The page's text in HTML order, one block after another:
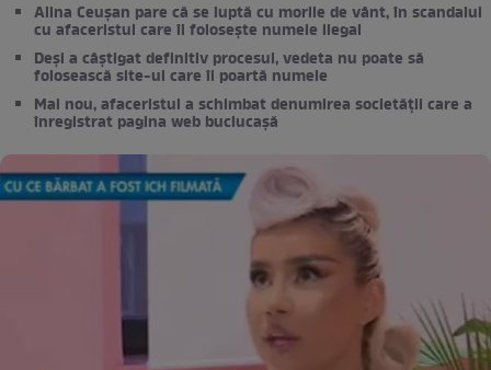
Alina Ceușan pare că se luptă cu morile de vânt, în scandalul
cu afaceristul care îi folosește numele ilegal
Deși a câștigat definitiv procesul, vedeta nu poate să
folosească site-ul care îi poartă numele
Mai nou, afaceristul a schimbat denumirea societății care a
înregistrat pagina web buclucașă